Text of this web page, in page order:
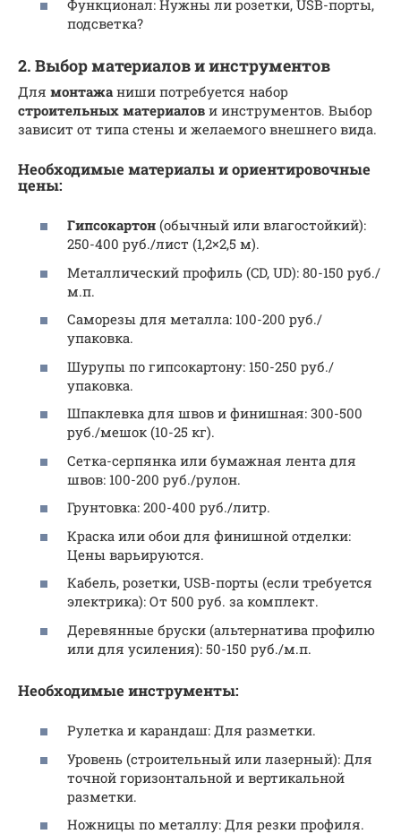
Функционал: Нужны ли розетки, USB-порты,
подсветка?
2. Выбор материалов и инструментов
Для монтажа ниши потребуется набор
строительных материалов и инструментов. Выбор
зависит от типа стены и желаемого внешнего вида.
Необходимые материалы и ориентировочные
цены:
Гипсокартон (обычный или влагостойкий):
250-400 руб./лист (1,2×2,5 м).
Металлический профиль (CD, UD): 80-150 руб./
м.п.
Саморезы для металла: 100-200 руб./
упаковка.
Шурупы по гипсокартону: 150-250 руб./
упаковка.
Шпаклевка для швов и финишная: 300-500
руб./мешок (10-25 кг).
Сетка-серпянка или бумажная лента для
швов: 100-200 руб./рулон.
Грунтовка: 200-400 руб./литр.
Краска или обои для финишной отделки:
Цены варьируются.
Кабель, розетки, USB-порты (если требуется
электрика): От 500 руб. за комплект.
Деревянные бруски (альтернатива профилю
или для усиления): 50-150 руб./м.п.
Необходимые инструменты:
Рулетка и карандаш: Для разметки.
Уровень (строительный или лазерный): Для
точной горизонтальной и вертикальной
разметки.
Ножницы по металлу: Для резки профиля.